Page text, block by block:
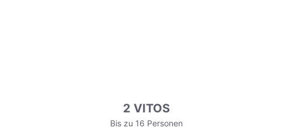
2 VITOS
Bis zu 16 Personen